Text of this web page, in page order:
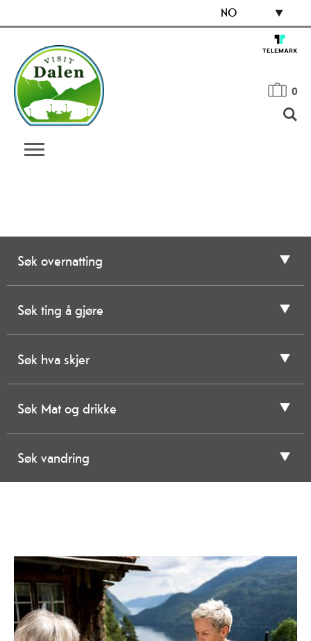
NO
0
Søk overnatting
Søk ting å gjøre
Søk hva skjer
Søk Mat og drikke
Søk vandring